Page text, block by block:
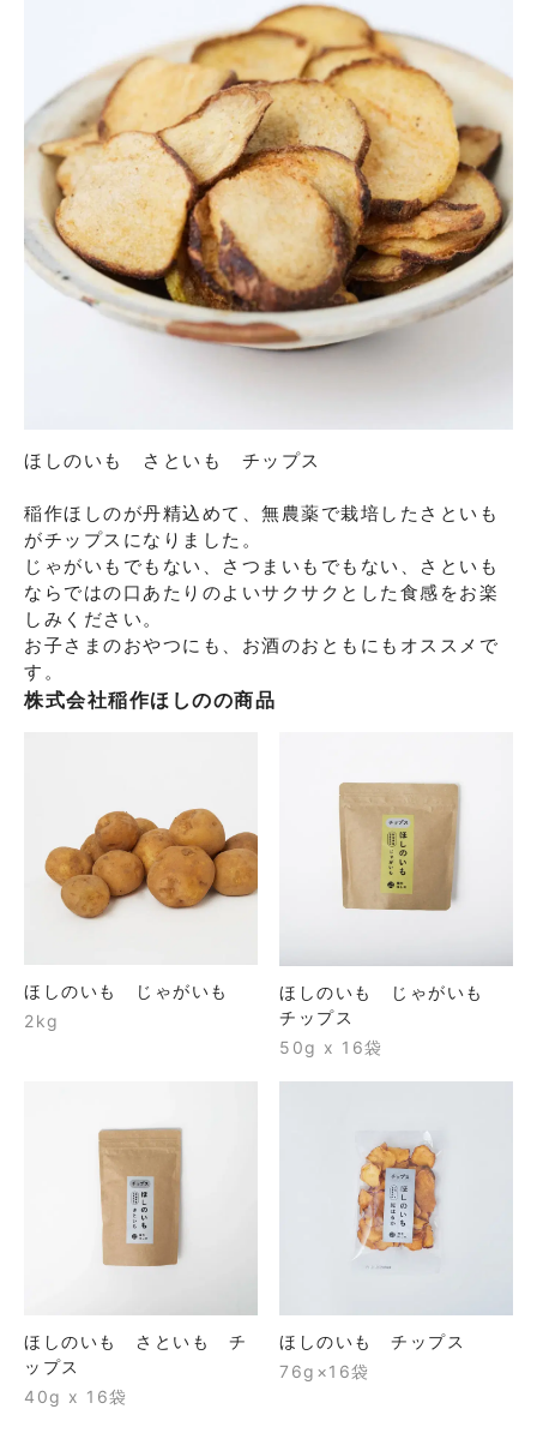
ほしのいも　さといも　チップス
稲作ほしのが丹精込めて、無農薬で栽培したさといも
がチップスになりました。
じゃがいもでもない、さつまいもでもない、さといも
ならではの口あたりのよいサクサクとした食感をお楽
しみください。
お子さまのおやつにも、お酒のおともにもオススメで
す。
株式会社稲作ほしのの商品
ほしのいも じゃがいも
2kg
ほしのいも じゃがいも
チップス
50g x 16袋
ほしのいも さといも チ
ップス
40g x 16袋
ほしのいも チップス
76g×16袋